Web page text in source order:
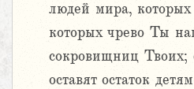
людей мира, которых
которых чрево Ты
сокровищниц
оставят остаток